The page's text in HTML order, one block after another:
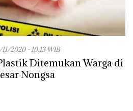
2020 - 10:13 WIB
Ditemukan Warga di
Nongsa